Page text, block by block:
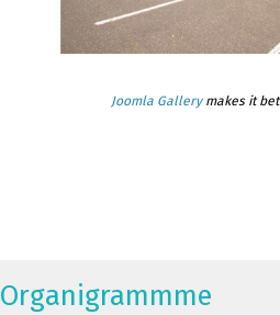
Joomla Gallerymakes it
Organigrammme